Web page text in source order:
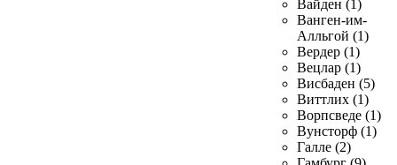
Вайден (1)
Ванген-им-
Алльгой (1)
Вердер (1)
Вецлар (1)
Висбаден (5)
Виттлих (1)
Ворпсведе (1)
Вунсторф (1)
Галле (2)